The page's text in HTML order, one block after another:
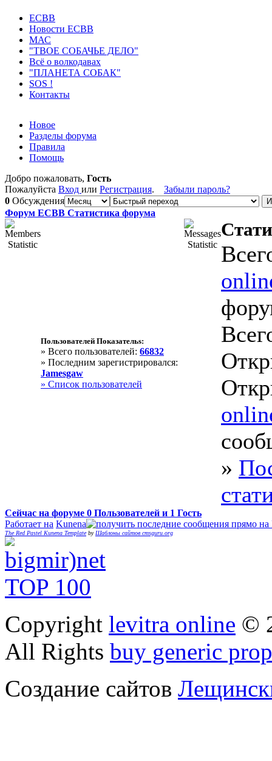
ECВB
Новости ЕСВВ
МАС
"ТВОЕ СОБАЧЬЕ ДЕЛО"
Всё о волкодавах
"ПЛАНЕТА СОБАК"
SOS !
Контакты
Новое
Разделы форума
Правила
Помощь
Добро пожаловать, Гость
Пожалуйста Вход или Регистрация. Забыли пароль?
0 Обсуждения
Форум ЕСВВ Статистика форума
Пользователей Показательs:
» Всего пользователей: 66832
» Последним зарегистрировался:
Jamesgaw
» Список пользователей
»
Сейчас на форуме 0 Пользователей и 1 Гость
Работает на Kunena
The Red Pastel Kunena TemplatebyШаблоны сайтов cmsguru.org
Copyright levitra online ©
All Rights buy generic
Создание сайтов